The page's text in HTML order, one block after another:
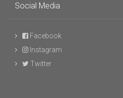
Social Media
Facebook
Instagram
Twitter